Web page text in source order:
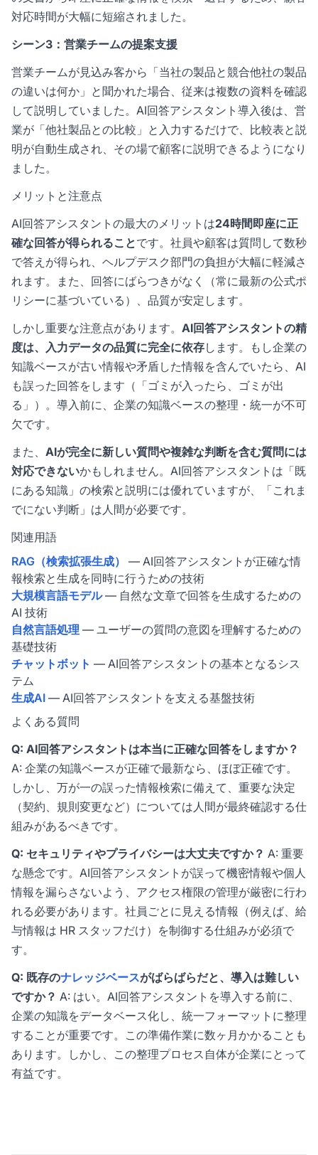
対応時間が大幅に短縮されました。
シーン3：営業チームの提案支援
営業チームが見込み客から「当社の製品と競合他社の製品
の違いは何か」と聞かれた場合、従来は複数の資料を確認
して説明していました。AI回答アシスタント導入後は、営
業が「他社製品との比較」と入力するだけで、比較表と説
明が自動生成され、その場で顧客に説明できるようになり
ました。
メリットと注意点
AI回答アシスタントの最大のメリットは24時間即座に正
確な回答が得られることです。社員や顧客は質問して数秒
で答えが得られ、ヘルプデスク部門の負担が大幅に軽減さ
れます。また、回答にばらつきがなく（常に最新の公式ポ
リシーに基づいている）、品質が安定します。
しかし重要な注意点があります。 AI回答アシスタントの精
度は、入力データの品質に完全に依存します。もし企業の
知識ベースが古い情報や矛盾した情報を含んでいたら、AI
も誤った回答をします（「ゴミが入ったら、ゴミが出
る」）。導入前に、企業の知識ベースの整理・統一が不可
欠です。
また、 AIが完全に新しい質問や複雑な判断を含む質問には
対応できないかもしれません。AI回答アシスタントは「既
にある知識」の検索と説明には優れていますが、「これま
でにない判断」は人間が必要です。
関連用語
RAG（検索拡張生成）
— AI回答アシスタントが正確な情
報検索と生成を同時に行うための技術
大規模言語モデル— 自然な文章で回答を生成するための
AI 技術
自然言語処理 — ユーザーの質問の意図を理解するための
基礎技術
チャットボット — AI回答アシスタントの基本となるシス
テム
生成AI — AI回答アシスタントを支える基盤技術
よくある質問
Q: AI回答アシスタントは本当に正確な回答をしますか？
A: 企業の知識ベースが正確で最新なら、ほぼ正確です。
しかし、万が一の誤った情報検索に備えて、重要な決定
（契約、規則変更など）については人間が最終確認する仕
組みがあるべきです。
Q: セキュリティやプライバシーは大丈夫ですか？ A: 重要
な懸念です。AI回答アシスタントが誤って機密情報や個人
情報を漏らさないよう、アクセス権限の管理が厳密に行わ
れる必要があります。社員ごとに見える情報（例えば、給
与情報は HR スタッフだけ）を制御する仕組みが必須で
す。
Q: 既存のナレッジベースがばらばらだと、導入は難しい
ですか？ A: はい。AI回答アシスタントを導入する前に、
企業の知識をデータベース化し、統一フォーマットに整理
することが重要です。この準備作業に数ヶ月かかることも
あります。しかし、この整理プロセス自体が企業にとって
有益です。